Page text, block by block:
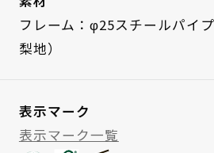
フレーム：φ25スチールパイ
梨地）
表示マーク
表示マーク一覧